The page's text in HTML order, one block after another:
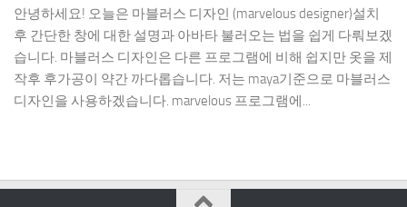
안녕하세요! 오늘은 마블러스 디자인 (marvelous designer)설치
후 간단한 창에 대한 설명과 아바타 불러오는 법을 쉽게 다뤄보겠
습니다. 마블러스 디자인은 다른 프로그램에 비해 쉽지만 옷을 제
작후 후가공이 약간 까다롭습니다. 저는 maya기준으로 마블러스
디자인을 사용하겠습니다. marvelous 프로그램에...